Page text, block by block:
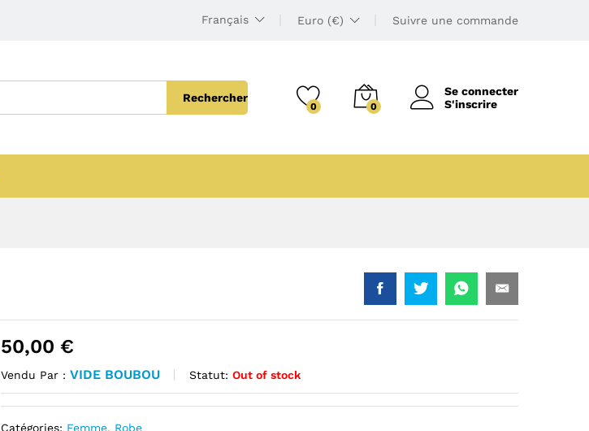
Français Euro (€) Suivre une commande
Rechercher
0 0
Se connecter
S'inscrire
50,00 €
Vendu Par :VIDE BOUBOU Statut: Out of stock
Catégories: Femme, Robe